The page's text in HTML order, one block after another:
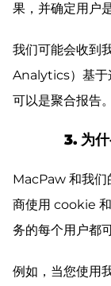
果，并确定用户
我们可能会收到
Analytics）基于
可以是聚合报告。
3. 为
MacPaw 和我们
商使用 cookie
务的每个用户都
例如，当您使用